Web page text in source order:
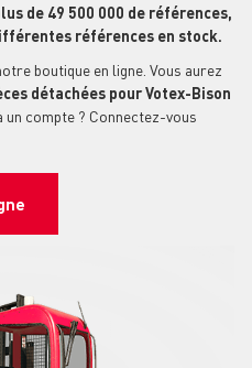
de 49 500 000 de références,
références en stock.
boutique en ligne. Vous aurez
détachées pour Votex-Bison
un compte ? Connectez-vous